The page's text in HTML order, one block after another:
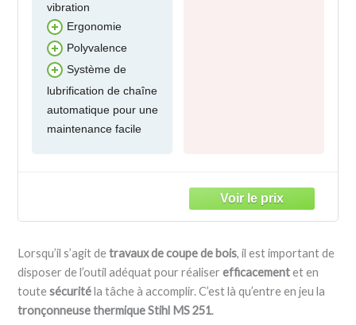
vibration
Ergonomie
Polyvalence
Système de
lubrification de chaîne
automatique pour une
maintenance facile
Lorsqu’il s’agit detravaux de coupe de bois, il est important de
disposer de l’outil adéquat pour réaliserefficacementet en
toutesécuritéla tâche à accomplir. C’est là qu’entre en jeu la
tronçonneuse thermique Stihl MS 251.